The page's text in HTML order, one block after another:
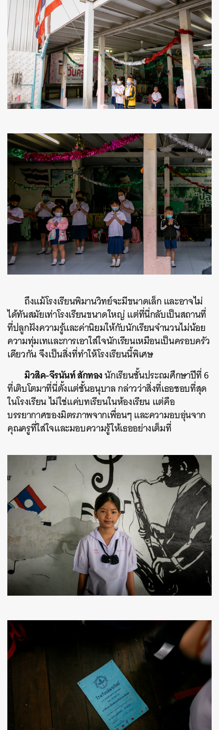
ถึงแม้โรงเรียนพิมานวิทย์จะมีขนาดเล็ก และอาจไม่
ได้ทันสมัยเท่าโรงเรียนขนาดใหญ่ แต่ที่นี่กลับเป็นสถานที่
ที่ปลูกฝังความรู้และค่านิยมให้กับนักเรียนจำนวนไม่น้อย
ความทุ่มเทและการเอาใส่ใจนักเรียนเหมือนเป็นครอบครัว
เดียวกัน จึงเป็นสิ่งที่ทำให้โรงเรียนนี้พิเศษ
มิวสิค-จีรนันท์ สักทองนักเรียนชั้นประถมศึกษาปีที่ 6
ที่เติบโตมาที่นี่ตั้งแต่ชั้นอนุบาล กล่าวว่าสิ่งที่เธอชอบที่สุด
ในโรงเรียน ไม่ใช่แค่บทเรียนในห้องเรียน แต่คือ
บรรยากาศของมิตรภาพจากเพื่อนๆ และความอบอุ่นจาก
คุณครูที่ใส่ใจและมอบความรู้ให้เธออย่างเต็มที่